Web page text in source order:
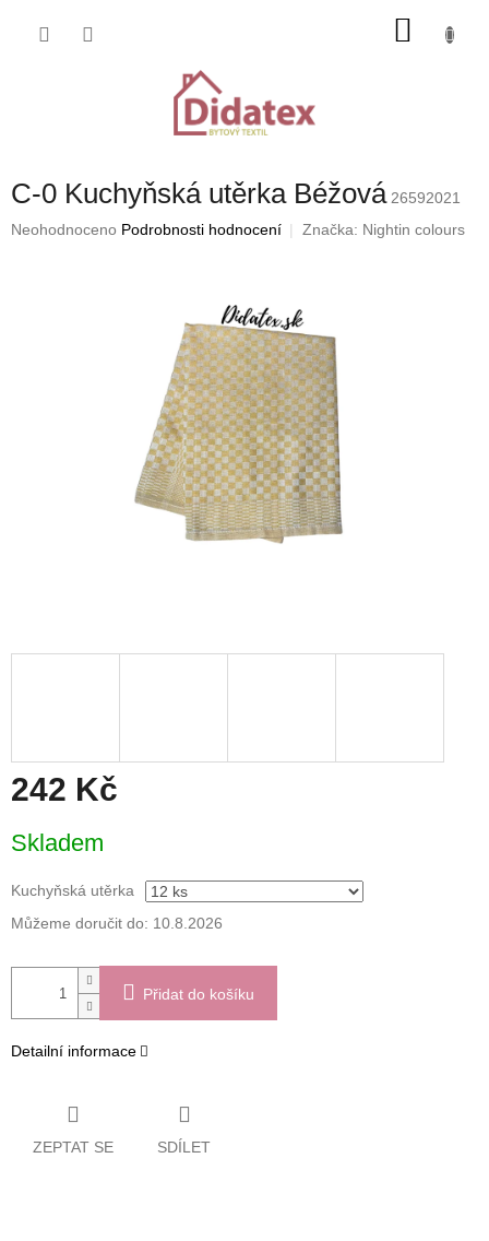
C-0 Kuchyňská utěrka Béžová 26592021
Průměrné
Neohodnoceno Podrobnosti hodnocení Značka: Nightin colours
242 Kč
cena:
Skladem
Kuchyňská utěrka
Můžeme doručit do: 10.8.2026
Přidat do košíku
Detailní informace
ZEPTAT SE SDÍLET